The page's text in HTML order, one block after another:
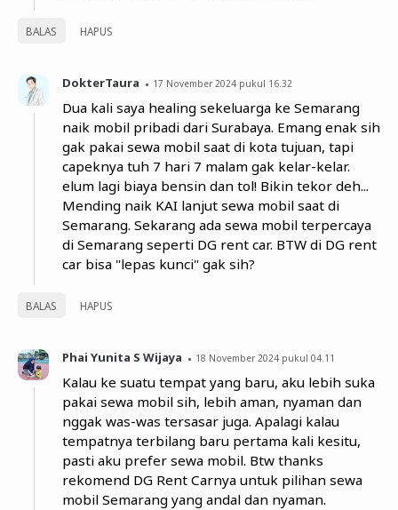
BALAS HAPUS
DokterTaura 17 November 2024 pukul 16.32
Dua kali saya healing sekeluarga ke Semarang
naik mobil pribadi dari Surabaya. Emang enak sih
gak pakai sewa mobil saat di kota tujuan, tapi
capeknya tuh 7 hari 7 malam gak kelar-kelar.
elum lagi biaya bensin dan tol! Bikin tekor deh...
Mending naik KAI lanjut sewa mobil saat di
Semarang. Sekarang ada sewa mobil terpercaya
di Semarang seperti DG rent car. BTW di DG rent
car bisa "lepas kunci" gak sih?
BALAS HAPUS
Phai Yunita S Wijaya 18 November 2024 pukul 04.11
Kalau ke suatu tempat yang baru, aku lebih suka
pakai sewa mobil sih, lebih aman, nyaman dan
nggak was-was tersasar juga. Apalagi kalau
tempatnya terbilang baru pertama kali kesitu,
pasti aku prefer sewa mobil. Btw thanks
rekomend DG Rent Carnya untuk pilihan sewa
mobil Semarang yang andal dan nyaman.